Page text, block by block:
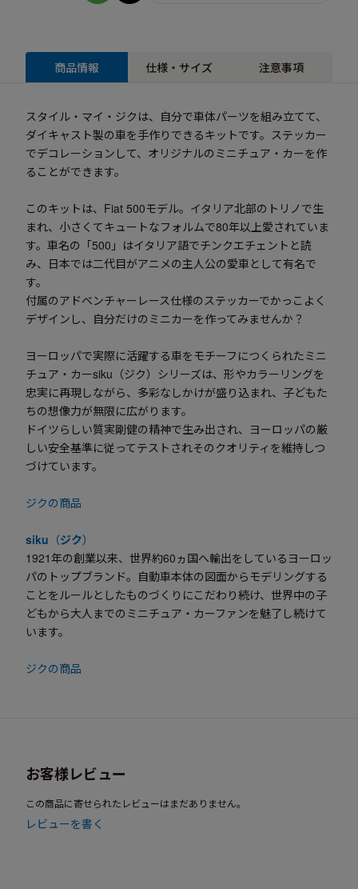
商品情報 仕様・サイズ 注意事項
スタイル・マイ・ジクは、自分で車体パーツを組み立てて、
ダイキャスト製の車を手作りできるキットです。ステッカー
でデコレーションして、オリジナルのミニチュア・カーを作
ることができます。
このキットは、Fiat 500モデル。イタリア北部のトリノで生
まれ、小さくてキュートなフォルムで80年以上愛されていま
す。車名の「500」はイタリア語でチンクエチェントと読
み、日本では二代目がアニメの主人公の愛車として有名で
す。
付属のアドベンチャーレース仕様のステッカーでかっこよく
デザインし、自分だけのミニカーを作ってみませんか？
ヨーロッパで実際に活躍する車をモチーフにつくられたミニ
チュア・カーsiku（ジク）シリーズは、形やカラーリングを
忠実に再現しながら、多彩なしかけが盛り込まれ、子どもた
ちの想像力が無限に広がります。
​ドイツらしい質実剛健の精神で生み出され、ヨーロッパの厳
しい安全基準に従ってテストされそのクオリティを維持しつ
づけています。
ジクの商品
siku （ジク）
1921年の創業以来、世界約60ヵ国へ輸出をしているヨーロッ
パのトップブランド。自動車本体の図面からモデリングする
ことをルールとしたものづくりにこだわり続け、世界中の子
どもから大人までのミニチュア・カーファンを魅了し続けて
います。
ジクの商品
お客様レビュー
この商品に寄せられたレビューはまだありません。
レビューを書く